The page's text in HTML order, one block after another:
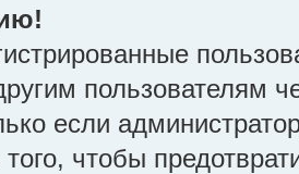
пользователям
если
чтобы